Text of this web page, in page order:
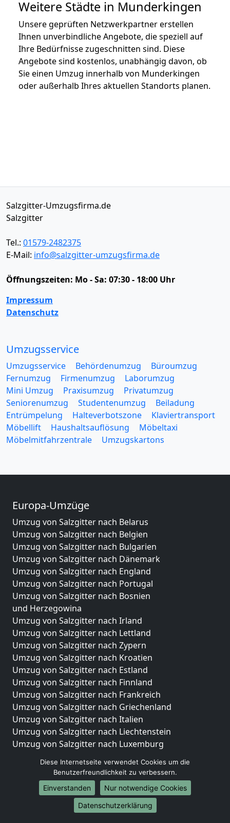
Weitere Städte in Munderkingen
Unsere geprüften Netzwerkpartner erstellen
Ihnen unverbindliche Angebote, die speziell auf
Ihre Bedürfnisse zugeschnitten sind. Diese
Angebote sind kostenlos, unabhängig davon, ob
Sie einen Umzug innerhalb von Munderkingen
oder außerhalb Ihres aktuellen Standorts planen.
Salzgitter-Umzugsfirma.de
Salzgitter
Tel.: 01579-2482375
E-Mail: info@salzgitter-umzugsfirma.de
Öffnungszeiten: Mo - Sa: 07:30 - 18:00 Uhr
Impressum
Datenschutz
Umzugsservice
Umzugsservice Behördenumzug
Büroumzug
Fernumzug
Firmenumzug
Laborumzug
Mini Umzug
Praxisumzug
Privatumzug
Seniorenumzug
Studentenumzug
Beiladung
Entrümpelung
Halteverbotszone
Klaviertransport
Möbellift
Haushaltsauflösung
Möbeltaxi
Möbelmitfahrzentrale
Umzugskartons
Europa-Umzüge
Umzug von Salzgitter nach Belarus
Umzug von Salzgitter nach Belgien
Umzug von Salzgitter nach Bulgarien
Umzug von Salzgitter nach Dänemark
Umzug von Salzgitter nach England
Umzug von Salzgitter nach Portugal
Umzug von Salzgitter nach Bosnien
und Herzegowina
Umzug von Salzgitter nach Irland
Umzug von Salzgitter nach Lettland
Umzug von Salzgitter nach Zypern
Umzug von Salzgitter nach Kroatien
Umzug von Salzgitter nach Estland
Umzug von Salzgitter nach Finnland
Umzug von Salzgitter nach Frankreich
Umzug von Salzgitter nach Griechenland
Umzug von Salzgitter nach Italien
Umzug von Salzgitter nach Liechtenstein
Umzug von Salzgitter nach Luxemburg
Umzug von Salzgitter nach Norwegen
Umzüge-Deutschlandweit
Umzug von Salzgitter nach Berlin
Diese Internetseite verwendet Cookies um die
Benutzerfreundlichkeit zu verbessern.
Einverstanden
Nur notwendige Cookies
Datenschutzerklärung